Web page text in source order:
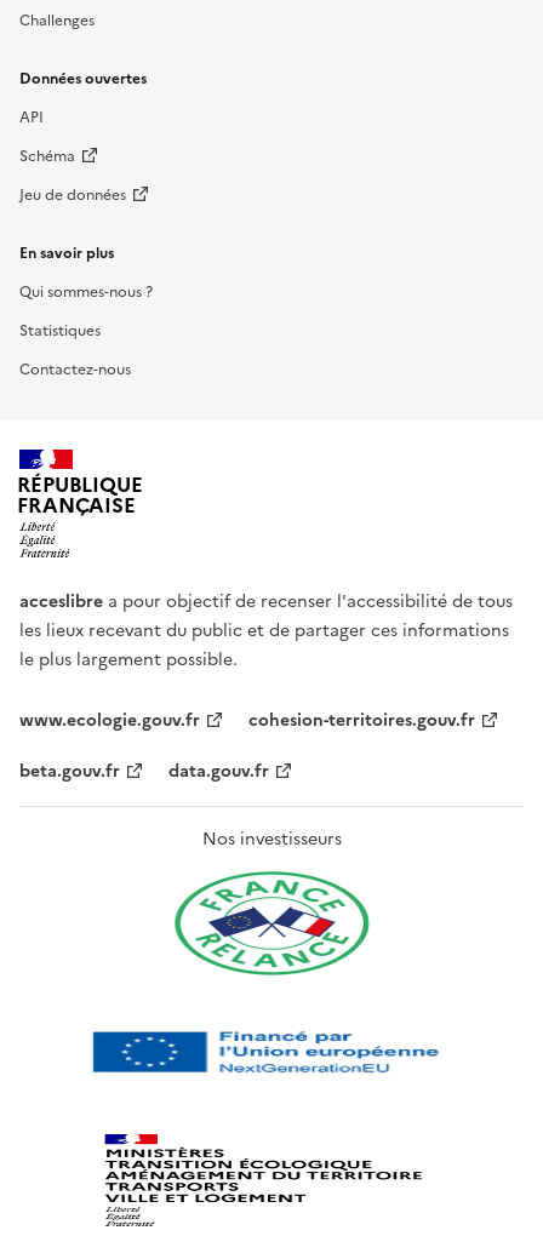
Challenges
Données ouvertes
API
Schéma
Jeu de données
En savoir plus
Qui sommes-nous ?
Statistiques
Contactez-nous
RÉPUBLIQUE
FRANÇAISE
acceslibre a pour objectif de recenser l'accessibilité de tous
les lieux recevant du public et de partager ces informations
le plus largement possible.
www.ecologie.gouv.fr
cohesion-territoires.gouv.fr
beta.gouv.fr
data.gouv.fr
Nos investisseurs